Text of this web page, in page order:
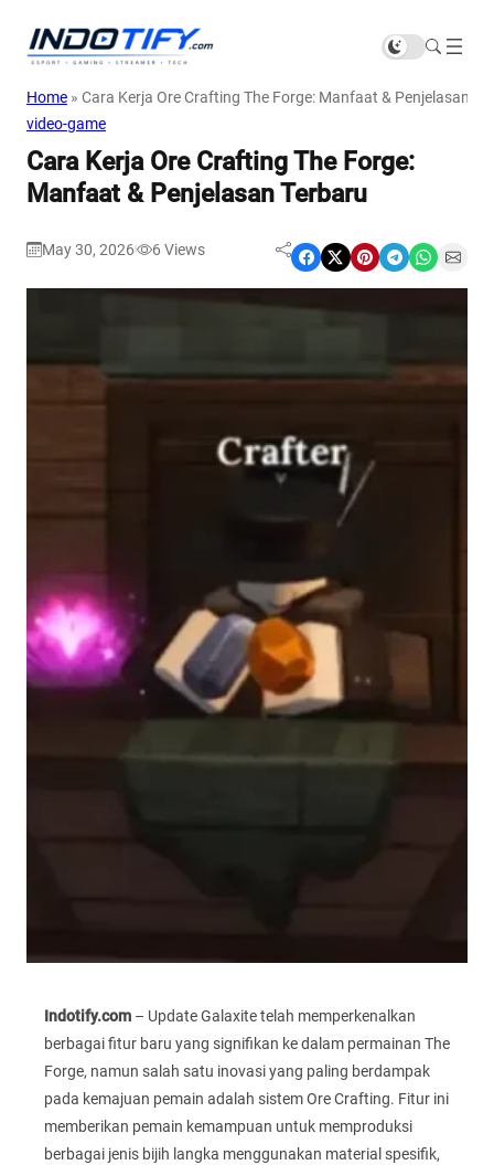
Home » Cara Kerja Ore Crafting The Forge: Manfaat & Penjelasan
video-game
Cara Kerja Ore Crafting The Forge:
Manfaat & Penjelasan Terbaru
May 30, 2026 6 Views Share on Facebook Share on X Share on Pinterest Share on Telegram Share on WhatsApp Share on Email
Indotify.com – Update Galaxite telah memperkenalkan
berbagai fitur baru yang signifikan ke dalam permainan The
Forge, namun salah satu inovasi yang paling berdampak
pada kemajuan pemain adalah sistem Ore Crafting. Fitur ini
memberikan pemain kemampuan untuk memproduksi
berbagai jenis bijih langka menggunakan material spesifik,